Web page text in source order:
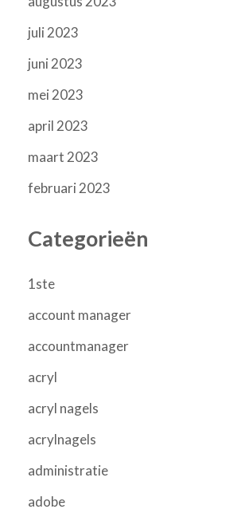
juli 2023
juni 2023
mei 2023
april 2023
maart 2023
februari 2023
Categorieën
1ste
account manager
accountmanager
acryl
acryl nagels
acrylnagels
administratie
adobe